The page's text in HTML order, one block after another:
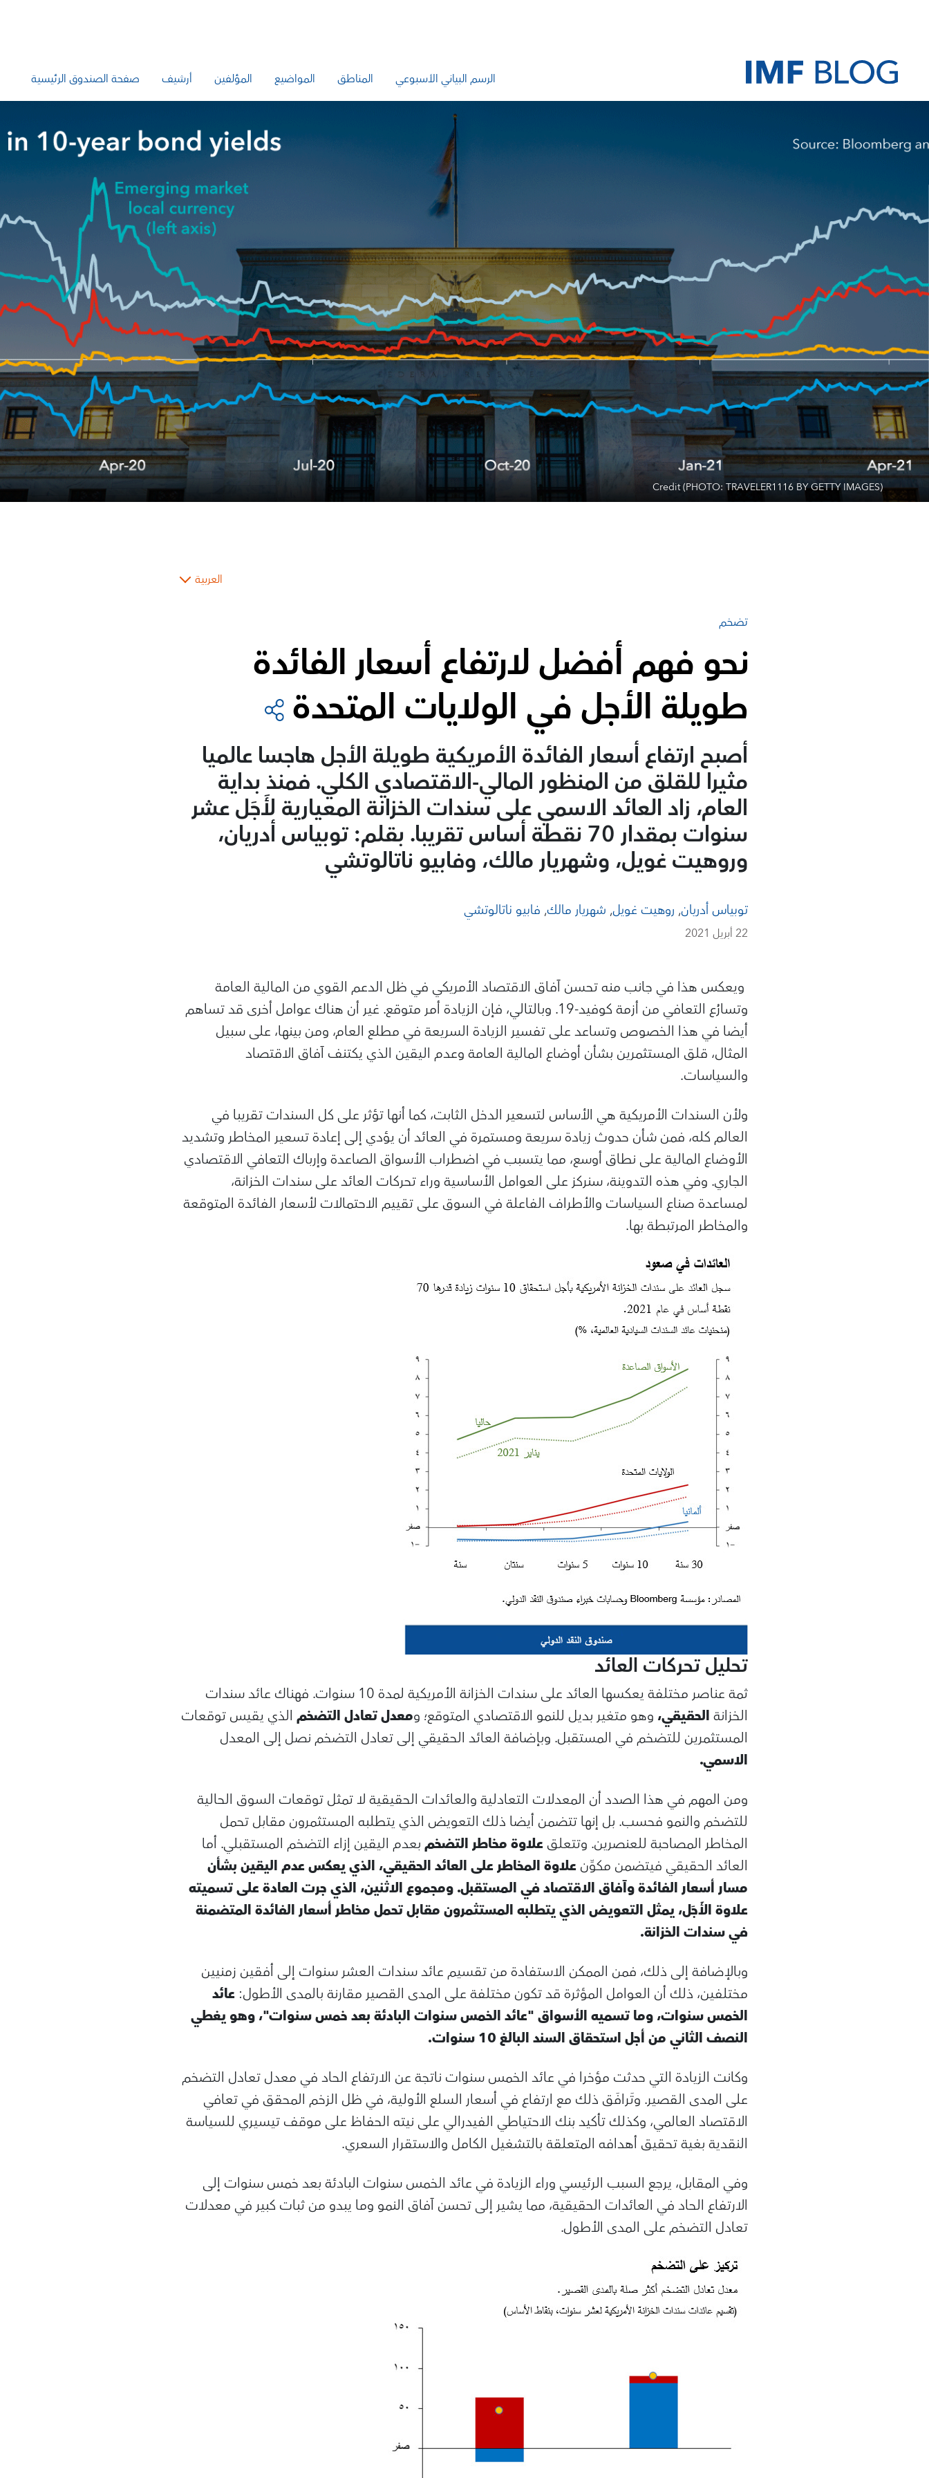
الرسم البياني الأسبوعي المناطق المواضيع المؤلفين أرشيف صفحة الصندوق الرئيسية
Credit (PHOTO: TRAVELER1116 BY GETTY IMAGES)
العربية
تضخم
نحو فهم أفضل لارتفاع أسعار الفائدة
طويلة الأجل في الولايات المتحدة
أصبح ارتفاع أسعار الفائدة الأمريكية طويلة الأجل هاجسا عالميا
مثيرا للقلق من المنظور المالي-الاقتصادي الكلي. فمنذ بداية
العام، زاد العائد الاسمي على سندات الخزانة المعيارية لأَجَل عشر
سنوات بمقدار 70 نقطة أساس تقريبا. بقلم: توبياس أدريان،
وروهيت غويل، وشهريار مالك، وفابيو ناتالوتشي
توبياس أدريان, روهيت غويل, شهريار مالك, فابيو ناتالوتشي
22 أبريل 2021
ويعكس هذا في جانب منه تحسن آفاق الاقتصاد الأمريكي في ظل الدعم القوي من المالية العامة
وتسارُع التعافي من أزمة كوفيد-19. وبالتالي، فإن الزيادة أمر متوقع. غير أن هناك عوامل أخرى قد تساهم
أيضا في هذا الخصوص وتساعد على تفسير الزيادة السريعة في مطلع العام، ومن بينها، على سبيل
المثال، قلق المستثمرين بشأن أوضاع المالية العامة وعدم اليقين الذي يكتنف آفاق الاقتصاد
والسياسات.
ولأن السندات الأمريكية هي الأساس لتسعير الدخل الثابت، كما أنها تؤثر على كل السندات تقريبا في
العالم كله، فمن شأن حدوث زيادة سريعة ومستمرة في العائد أن يؤدي إلى إعادة تسعير المخاطر وتشديد
الأوضاع المالية على نطاق أوسع، مما يتسبب في اضطراب الأسواق الصاعدة وإرباك التعافي الاقتصادي
الجاري. وفي هذه التدوينة، سنركز على العوامل الأساسية وراء تحركات العائد على سندات الخزانة،
لمساعدة صناع السياسات والأطراف الفاعلة في السوق على تقييم الاحتمالات لأسعار الفائدة المتوقعة
والمخاطر المرتبطة بها.
تحليل تحركات العائد
ثمة عناصر مختلفة يعكسها العائد على سندات الخزانة الأمريكية لمدة 10 سنوات. فهناك عائد سندات
الخزانةالحقيقي، وهو متغير بديل للنمو الاقتصادي المتوقع؛ ومعدل تعادل التضخم الذي يقيس توقعات
المستثمرين للتضخم في المستقبل. وبإضافة العائد الحقيقي إلى تعادل التضخم نصل إلى المعدل
الاسمي.
ومن المهم في هذا الصدد أن المعدلات التعادلية والعائدات الحقيقية لا تمثل توقعات السوق الحالية
للتضخم والنمو فحسب. بل إنها تتضمن أيضا ذلك التعويض الذي يتطلبه المستثمرون مقابل تحمل
المخاطر المصاحبة للعنصرين. وتتعلق علاوة مخاطر التضخمبعدم اليقين إزاء التضخم المستقبلي. أما
العائد الحقيقي فيتضمن مكوِّن علاوة المخاطر على العائد الحقيقي، الذي يعكس عدم اليقين بشأن
مسار أسعار الفائدة وآفاق الاقتصاد في المستقبل. ومجموع الاثنين، الذي جرت العادة على تسميته
علاوة الأَجَل، يمثل التعويض الذي يتطلبه المستثمرون مقابل تحمل مخاطر أسعار الفائدة المتضمنة
في سندات الخزانة.
وبالإضافة إلى ذلك، فمن الممكن الاستفادة من تقسيم عائد سندات العشر سنوات إلى أفقين زمنيين
مختلفين، ذلك أن العوامل المؤثرة قد تكون مختلفة على المدى القصير مقارنة بالمدى الأطول: عائد
الخمس سنوات، وما تسميه الأسواق"عائد الخمس سنوات البادئة بعد خمس سنوات"، وهو يغطي
النصف الثاني من أجل استحقاق السند البالغ 10 سنوات.
وكانت الزيادة التي حدثت مؤخرا في عائد الخمس سنوات ناتجة عن الارتفاع الحاد في معدل تعادل التضخم
على المدى القصير. وتَرافَق ذلك مع ارتفاع في أسعار السلع الأولية، في ظل الزخم المحقق في تعافي
الاقتصاد العالمي، وكذلك تأكيد بنك الاحتياطي الفيدرالي على نيته الحفاظ على موقف تيسيري للسياسة
النقدية بغية تحقيق أهدافه المتعلقة بالتشغيل الكامل والاستقرار السعري.
وفي المقابل، يرجع السبب الرئيسي وراء الزيادة في عائد الخمس سنوات البادئة بعد خمس سنوات إلى
الارتفاع الحاد في العائدات الحقيقية، مما يشير إلى تحسن آفاق النمو وما يبدو من ثبات كبير في معدلات
تعادل التضخم على المدى الأطول.